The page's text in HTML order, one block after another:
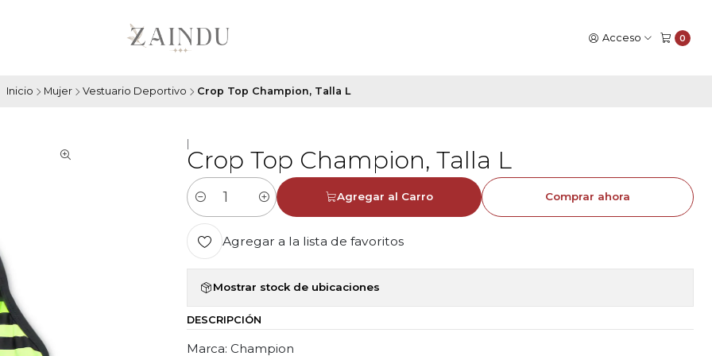
Acceso 0
Inicio Mujer Vestuario Deportivo Crop Top Champion, Talla L
Crop Top Champion, Talla L
Cantidad
Agregar al Carro Comprar ahora
Agregar a la lista de favoritos
Mostrar stock de ubicaciones
DESCRIPCIÓN
Marca: Champion